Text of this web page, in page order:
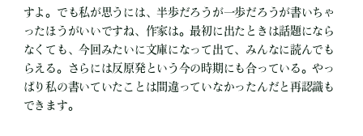
すよ。でも私が思うには、半歩だろうが一歩だろうが書いちゃ
ったほうがいいですね、作家は。最初に出たときは話題になら
なくても、今回みたいに文庫になって出て、みんなに読んでも
らえる。さらには反原発という今の時期にも合っている。やっ
ぱり私の書いていたことは間違っていなかったんだと再認識も
できます。